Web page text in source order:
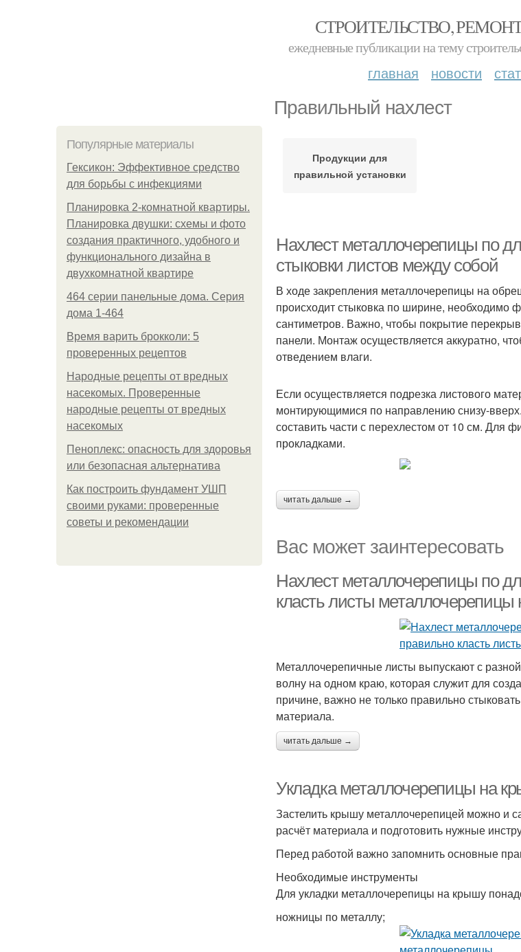
СТРОИТЕЛЬСТВО,
ежедневные публикации на тему
главная новости
Правильный нахлест
Популярные материалы
Гексикон: Эффективное средство
для борьбы с инфекциями
Планировка 2-комнатной квартиры.
Планировка двушки: схемы и фото
создания практичного, удобного и
функционального дизайна в
двухкомнатной квартире
464 серии панельные дома. Серия
дома 1-464
Время варить брокколи: 5
проверенных рецептов
Народные рецепты от вредных
насекомых. Проверенные
народные рецепты от вредных
насекомых
Пеноплекс: опасность для здоровья
или безопасная альтернатива
Как построить фундамент УШП
своими руками: проверенные
советы и рекомендации
Продукции для
правильной установки
Нахлест металлочерепицы по
стыковки листов между собой
В ходе закрепления металлочерепицы на
происходит стыковка по ширине, необходимо
сантиметров. Важно, чтобы покрытие
панели. Монтаж осуществляется аккуратно,
отведением влаги.
Если осуществляется подрезка листового
монтирующимися по направлению снизу-
составить части с перехлестом от 10 см.
прокладками.
читать дальше →
Вас может заинтересовать
Нахлест металлочерепицы по
класть листы металлочерепицы
Металлочерепичные листы выпускают с
волну на одном краю, которая служит для
причине, важно не только правильно
материала.
читать дальше →
Укладка металлочерепицы на
Застелить крышу металлочерепицей можно и
расчёт материала и подготовить нужные
Перед работой важно запомнить основные
Необходимые инструменты
Для укладки металлочерепицы на крышу
ножницы по металлу;